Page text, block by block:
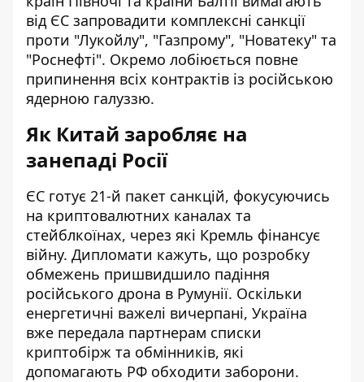
від ЄС запровадити комплексні санкції
проти "Лукойлу", "Газпрому", "Новатеку" та
"Роснефті". Окремо лобіюється повне
припинення всіх контрактів із російською
ядерною галуззю.
Як Китай заробляє на
занепаді Росії
ЄС готує 21-й пакет санкцій, фокусуючись
на криптовалютних каналах та
стейблкоїнах, через які Кремль фінансує
війну. Дипломати кажуть, що розробку
обмежень пришвидшило падіння
російського дрона в Румунії. Оскільки
енергетичні важелі вичерпані, Україна
вже передала партнерам списки
криптобірж та обмінників, які
допомагають РФ обходити заборони.